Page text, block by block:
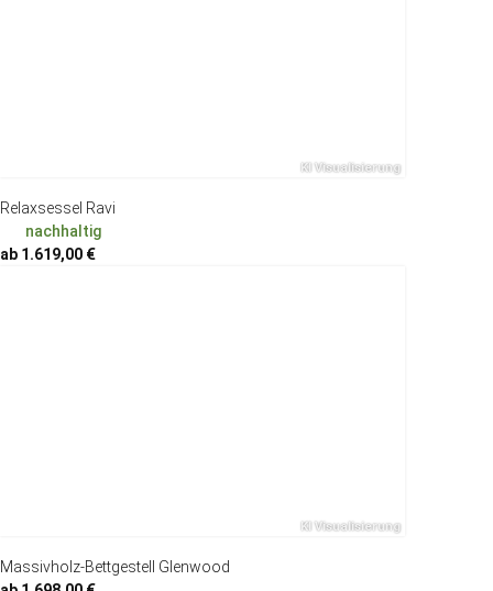
Relaxsessel Ravi
nachhaltig
ab 1.619,00 €
Massivholz-Bettgestell Glenwood